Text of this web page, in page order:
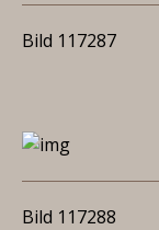
Bild 117287
Bild 117288